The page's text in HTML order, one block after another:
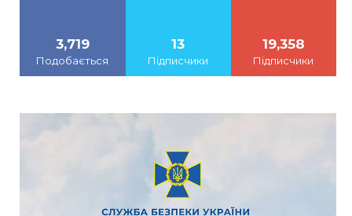
3,719
Подобається
13
Підписчики
19,358
Підписчики